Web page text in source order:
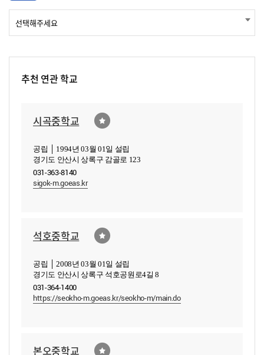
추천 연관 학교
시곡중학교
공립 │ 1994년 03월 01일 설립
경기도 안산시 상록구 감골로 123
031-363-8140
sigok-m.goeas.kr
석호중학교
공립 │ 2008년 03월 01일 설립
경기도 안산시 상록구 석호공원로4길 8
031-364-1400
https://seokho-m.goeas.kr/seokho-m/main.do
본오중학교